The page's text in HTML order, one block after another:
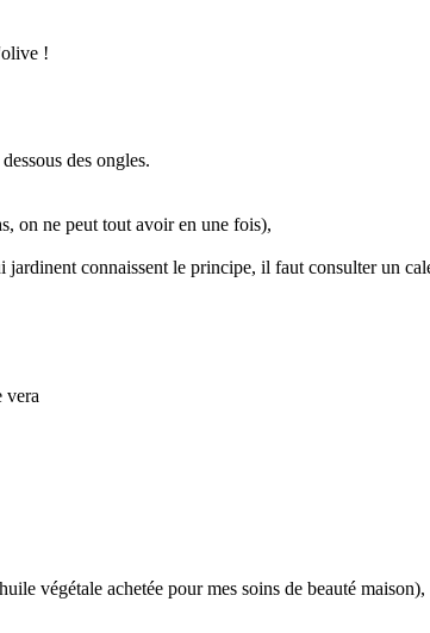
!
des ongles.
on ne peut tout avoir en une fois),
connaissent le principe, il faut consulter un
vera
végétale achetée pour mes soins de beauté maison),